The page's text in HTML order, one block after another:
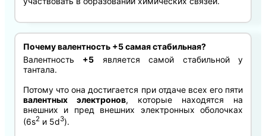
Почему валентность +5 самая стабильная?
Валентность +5 является самой стабильной у
тантала.
Потому что она достигается при отдаче всех его пяти
валентных электронов, которые находятся на
внешних и пред внешних электронных оболочках
(6s2и 5d3).